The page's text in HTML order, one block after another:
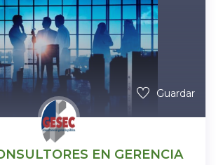
Guardar
EN GERENCIA